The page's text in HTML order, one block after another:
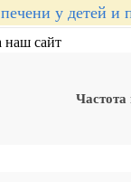
у детей и
наш сайт